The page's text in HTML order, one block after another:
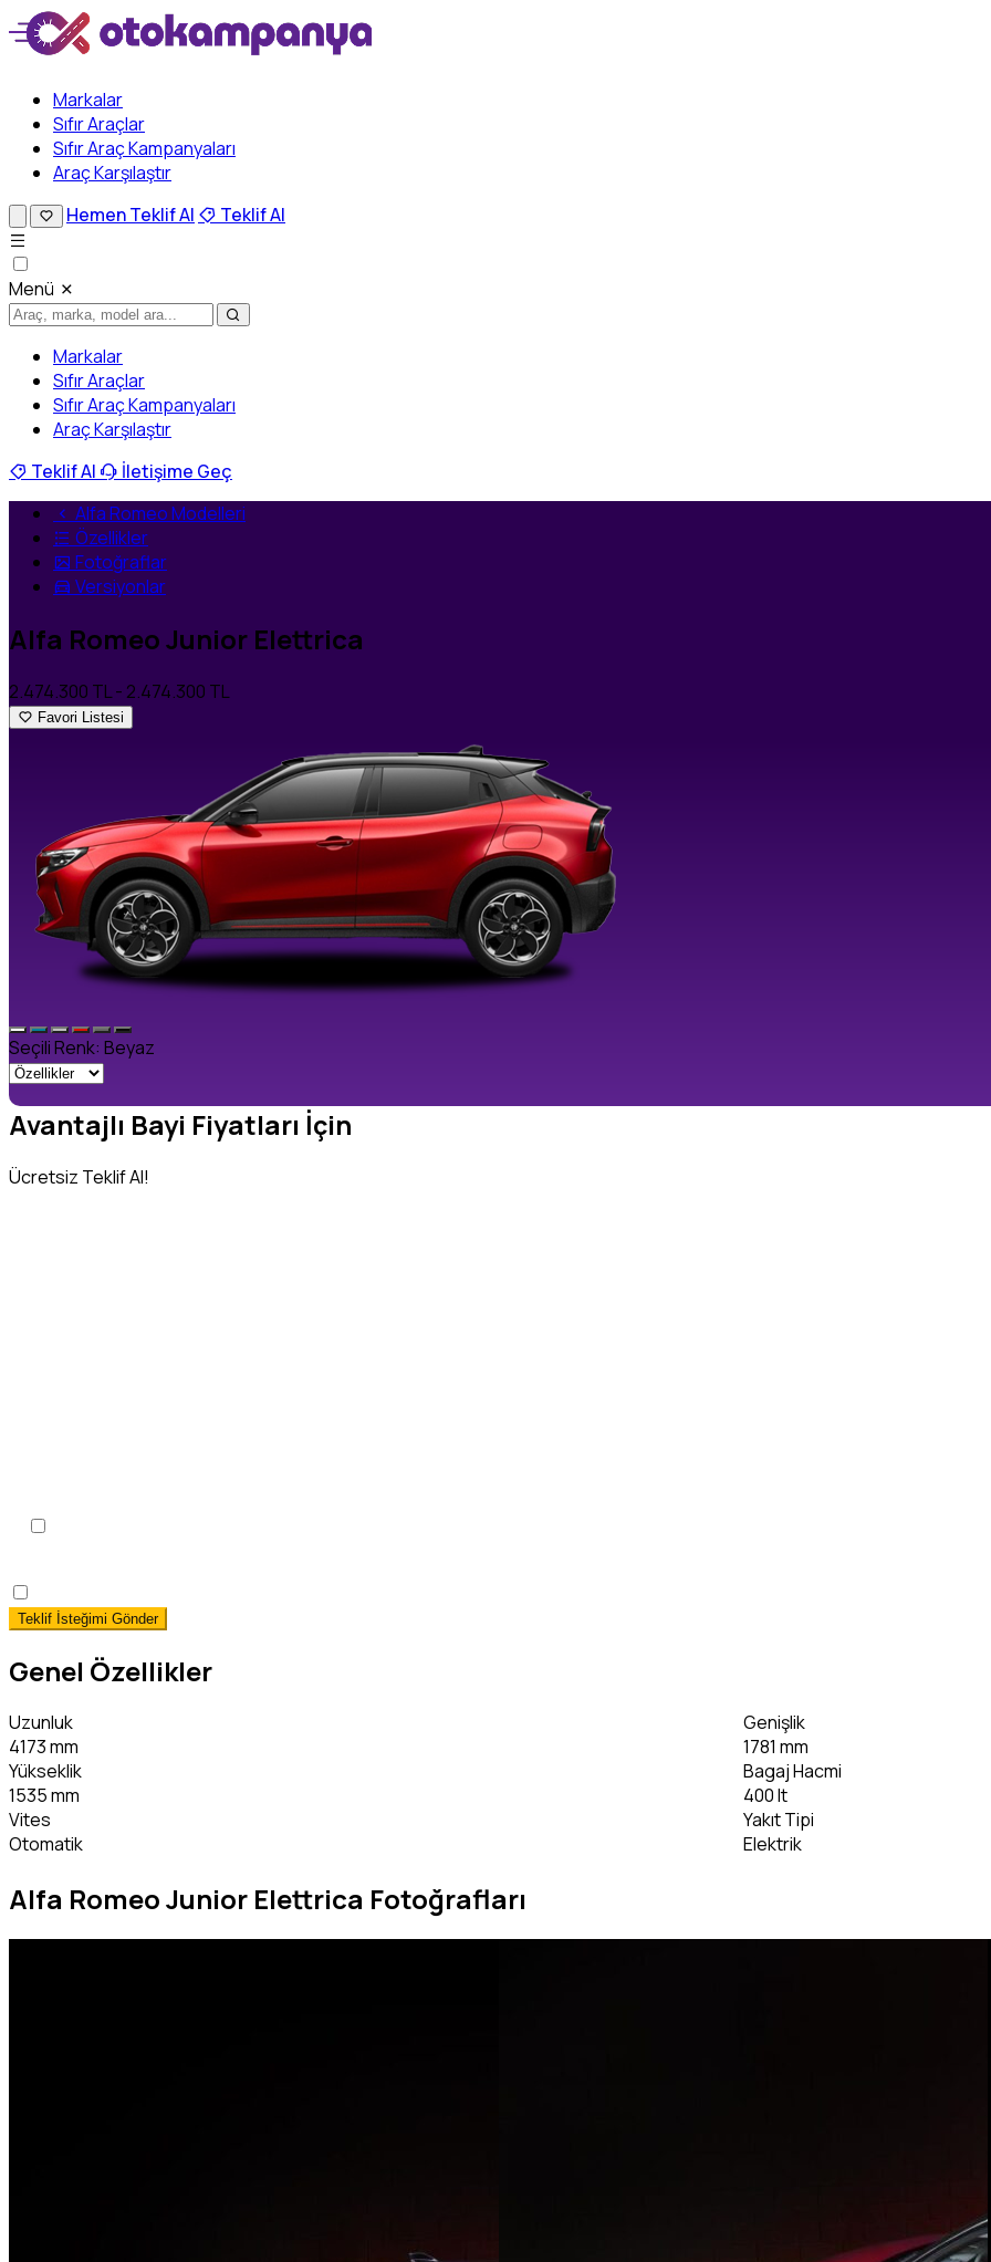
Markalar
Sıfır Araçlar
Sıfır Araç Kampanyaları
Araç Karşılaştır
Hemen Teklif Al
Teklif Al
Menü
Markalar
Sıfır Araçlar
Sıfır Araç Kampanyaları
Araç Karşılaştır
Teklif Al
İletişime Geç
Alfa Romeo Modelleri
Özellikler
Fotoğraflar
Versiyonlar
Alfa Romeo Junior Elettrica
2.474.300 TL- 2.474.300 TL
Favori Listesi
Seçili Renk: Beyaz
Avantajlı Bayi Fiyatları İçin
Ücretsiz Teklif Al!
Genel Özellikler
Uzunluk
4173 mm
Genişlik
1781 mm
Yükseklik
1535 mm
Bagaj Hacmi
400 lt
Vites
Otomatik
Yakıt Tipi
Elektrik
Alfa Romeo Junior Elettrica Fotoğrafları